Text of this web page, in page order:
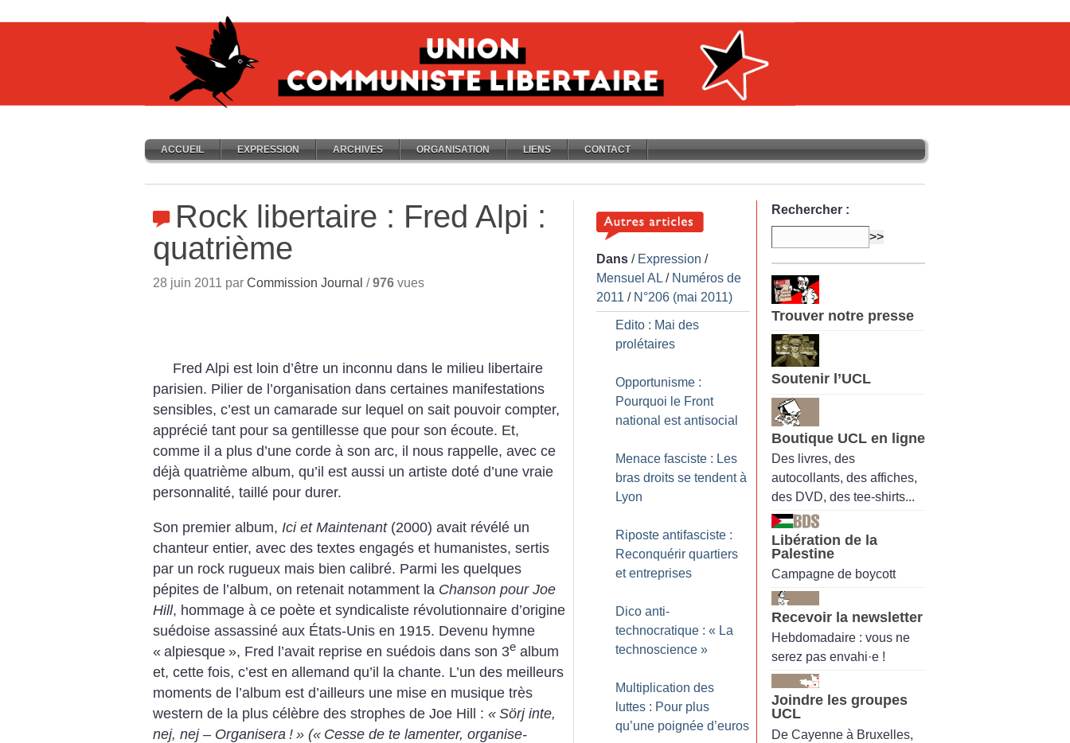
ACCUEIL EXPRESSION ARCHIVES ORGANISATION LIENS CONTACT
Rock libertaire : Fred Alpi :
quatrième
28 juin 2011 par Commission Journal /976 vues
Fred Alpi est loin d’être un inconnu dans le milieu libertaire
parisien. Pilier de l’organisation dans certaines manifestations
sensibles, c’est un camarade sur lequel on sait pouvoir compter,
apprécié tant pour sa gentillesse que pour son écoute. Et,
comme il a plus d’une corde à son arc, il nous rappelle, avec ce
déjà quatrième album, qu’il est aussi un artiste doté d’une vraie
personnalité, taillé pour durer.
Son premier album, Ici et Maintenant(2000) avait révélé un
chanteur entier, avec des textes engagés et humanistes, sertis
par un rock rugueux mais bien calibré. Parmi les quelques
pépites de l’album, on retenait notamment la Chanson pour Joe
Hill, hommage à ce poète et syndicaliste révolutionnaire d’origine
suédoise assassiné aux États-Unis en 1915. Devenu hymne
« alpiesque », Fred l’avait reprise en suédois dans son 3e album
et, cette fois, c’est en allemand qu’il la chante. L’un des meilleurs
moments de l’album est d’ailleurs une mise en musique très
western de la plus célèbre des strophes de Joe Hill : « Sörj inte,
nej, nej – Organisera ! » (« Cesse de te lamenter, organise-
Dans / Expression /
Mensuel AL / Numéros de
2011 / N°206 (mai 2011)
Edito : Mai des
prolétaires
Opportunisme :
Pourquoi le Front
national est antisocial
Menace fasciste : Les
bras droits se tendent à
Lyon
Riposte antifasciste :
Reconquérir quartiers
et entreprises
Dico anti-
technocratique : « La
technoscience »
Multiplication des
luttes : Pour plus
qu’une poignée d’euros
Rechercher :
Trouver notre presse
Soutenir l’UCL
Boutique UCL en ligne
Des livres, des
autocollants, des affiches,
des DVD, des tee-shirts...
Libération de la
Palestine
Campagne de boycott
Recevoir la newsletter
Hebdomadaire : vous ne
serez pas envahi·e !
Joindre les groupes
UCL
De Cayenne à Bruxelles,